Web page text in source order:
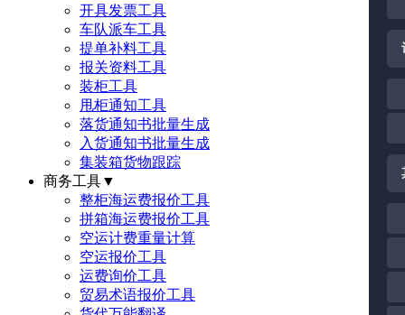
开具发票工具
车队派车工具
提单补料工具
报关资料工具
装柜工具
甩柜通知工具
落货通知书批量生成
入货通知书批量生成
集装箱货物跟踪
商务工具▼
整柜海运费报价工具
拼箱海运费报价工具
空运计费重量计算
空运报价工具
运费询价工具
贸易术语报价工具